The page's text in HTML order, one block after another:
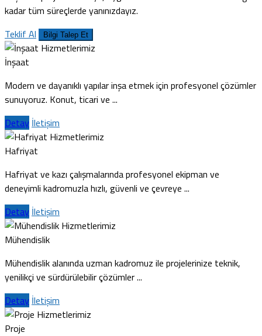
kadar tüm süreçlerde yanınızdayız.
Teklif Al
Bilgi Talep Et
Hizmetlerimiz
İnşaat
Modern ve dayanıklı yapılar inşa etmek için profesyonel çözümler
sunuyoruz. Konut, ticari ve ...
Detay İletişim
Hizmetlerimiz
Hafriyat
Hafriyat ve kazı çalışmalarında profesyonel ekipman ve
deneyimli kadromuzla hızlı, güvenli ve çevreye ...
Detay İletişim
Hizmetlerimiz
Mühendislik
Mühendislik alanında uzman kadromuz ile projelerinize teknik,
yenilikçi ve sürdürülebilir çözümler ...
Detay İletişim
Hizmetlerimiz
Proje